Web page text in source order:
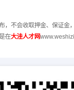
，不会收取押金、保证金
在大洼人才网